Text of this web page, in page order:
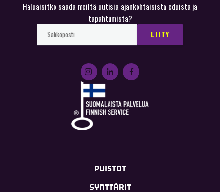
Haluaisitko saada meiltä uutisia ajankohtaisista eduista ja
tapahtumista?
PUISTOT
SYNTTÄRIT